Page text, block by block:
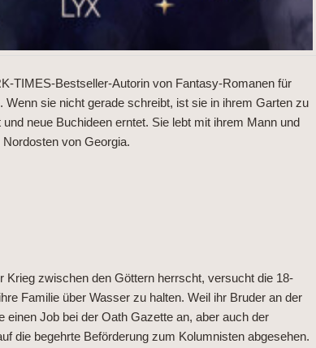
TIMES-Bestseller-Autorin von Fantasy-Romanen für
Wenn sie nicht gerade schreibt, ist sie in ihrem Garten zu
neue Buchideen erntet. Sie lebt mit ihrem Mann und
von Georgia.
Krieg zwischen den Göttern herrscht, versucht die 18-
Familie über Wasser zu halten. Weil ihr Bruder an der
einen Job bei der Oath Gazette an, aber auch der
die begehrte Beförderung zum Kolumnisten abgesehen.